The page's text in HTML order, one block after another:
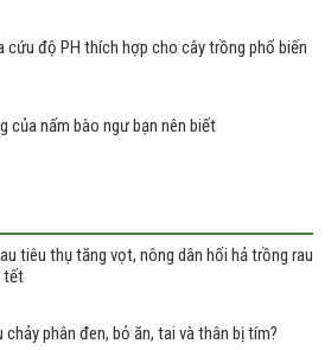
cứu độ PH thích hợp cho cây trồng phổ biến
của nấm bào ngư bạn nên biết
tiêu thụ tăng vọt, nông dân hối hả trồng rau
tết
chảy phân đen, bỏ ăn, tai và thân bị tím?